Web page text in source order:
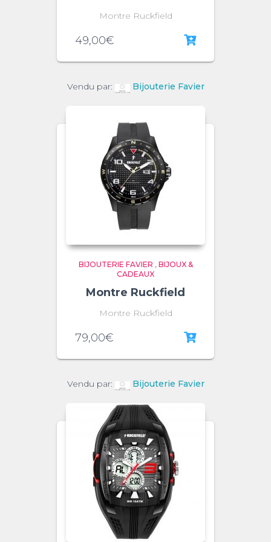
Montre Ruckfield
49,00€
Vendu par: Bijouterie Favier
BIJOUTERIE FAVIER , BIJOUX &
CADEAUX
Montre Ruckfield
Montre Ruckfield
79,00€
Vendu par: Bijouterie Favier